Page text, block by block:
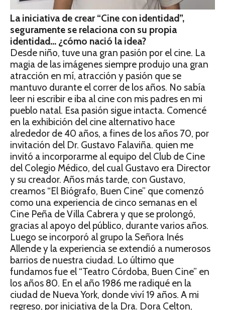
La iniciativa de crear “Cine con identidad”,
seguramente se relaciona con su propia
identidad… ¿cómo nació la idea?
Desde niño, tuve una gran pasión por el cine. La
magia de las imágenes siempre produjo una gran
atracción en mí, atracción y pasión que se
mantuvo durante el correr de los años. No sabía
leer ni escribir e iba al cine con mis padres en mi
pueblo natal. Esa pasión sigue intacta. Comencé
en la exhibición del cine alternativo hace
alrededor de 40 años, a fines de los años 70, por
invitación del Dr. Gustavo Falaviña. quien me
invitó a incorporarme al equipo del Club de Cine
del Colegio Médico, del cual Gustavo era Director
y su creador. Años más tarde, con Gustavo,
creamos “El Biógrafo, Buen Cine” que comenzó
como una experiencia de cinco semanas en el
Cine Peña de Villa Cabrera y que se prolongó,
gracias al apoyo del público, durante varios años.
Luego se incorporó al grupo la Señora Inés
Allende y la experiencia se extendió a numerosos
barrios de nuestra ciudad. Lo último que
fundamos fue el “Teatro Córdoba, Buen Cine” en
los años 80. En el año 1986 me radiqué en la
ciudad de Nueva York, donde viví 19 años. A mi
regreso, por iniciativa de la Dra. Dora Celton,